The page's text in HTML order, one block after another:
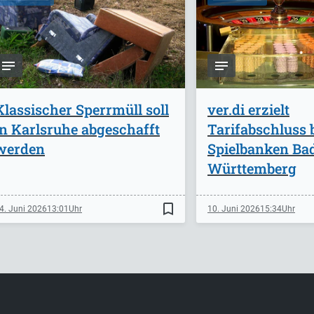
Sperrmüll soll
Karlsruhe abgeschafft
Juni 202613:01 bookmark_border
ver.di erzielt
Tarifabschluss
Spielbanken
Württemberg
10. Juni 202615:34